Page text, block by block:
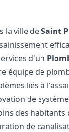
la ville deSaint
d'un
équipe de
liés à
de
des habitants
de